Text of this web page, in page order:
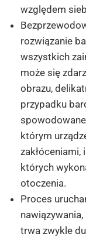
względem
rozwiązanie
wszystkich
może się
obrazu,
przypadku
którym
zakłóceniami,
których
otoczenia.
Proces
trwa zwykle